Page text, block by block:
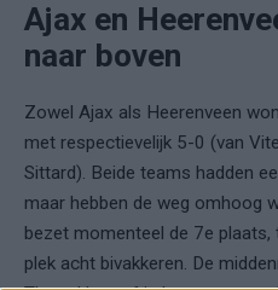
Ajax en
naar boven
Zowel Ajax als Heerenveen
met respectievelijk 5-0 (van
Sittard). Beide teams hadden
maar hebben de weg omhoog
bezet momenteel de 7e
plek acht bivakkeren. De